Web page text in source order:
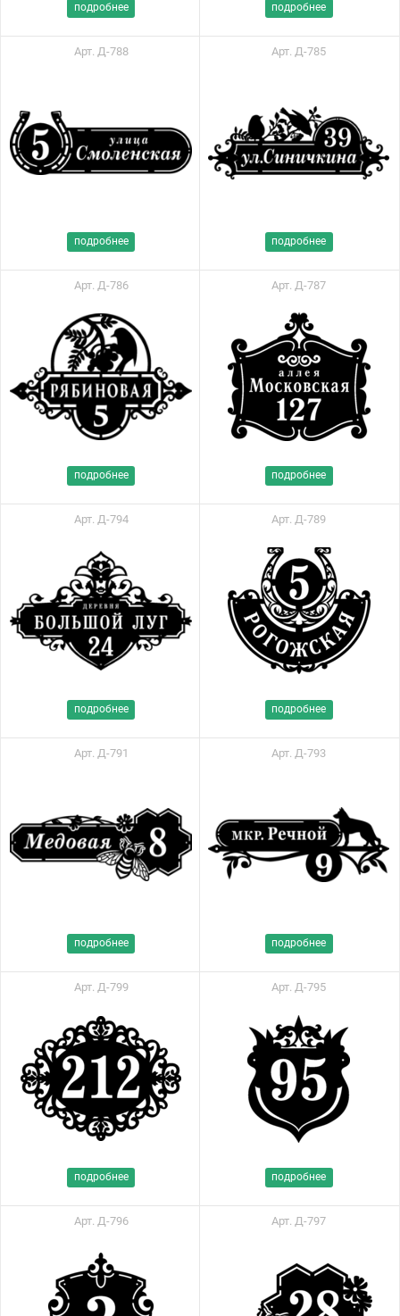
подробнее подробнее
Арт. Д-788
подробнее
Арт. Д-785
подробнее
Арт. Д-786
подробнее
Арт. Д-787
подробнее
Арт. Д-794
подробнее
Арт. Д-789
подробнее
Арт. Д-791
подробнее
Арт. Д-793
подробнее
Арт. Д-799
подробнее
Арт. Д-795
подробнее
Арт. Д-796 Арт. Д-797